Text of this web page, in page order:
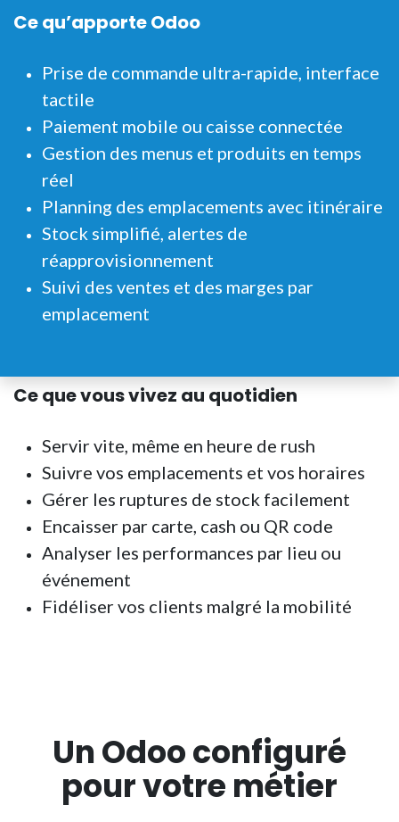
Ce qu’apporte Odoo
Prise de commande ultra-rapide, interface
tactile
Paiement mobile ou caisse connectée
Gestion des menus et produits en temps
réel
Planning des emplacements avec itinéraire
Stock simplifié, alertes de
réapprovisionnement
Suivi des ventes et des marges par
emplacement
Ce que vous vivez au quotidien
Servir vite, même en heure de rush
Suivre vos emplacements et vos horaires
Gérer les ruptures de stock facilement
Encaisser par carte, cash ou QR code
Analyser les performances par lieu ou
événement
Fidéliser vos clients malgré la mobilité
Un Odoo configuré
pour votre métier​